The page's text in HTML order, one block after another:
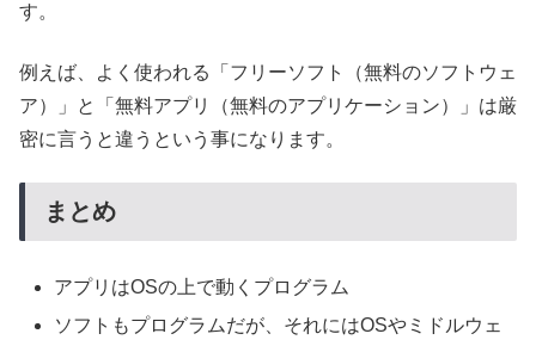
す。
例えば、よく使われる「フリーソフト（無料のソフトウェ
ア）」と「無料アプリ（無料のアプリケーション）」は厳
密に言うと違うという事になります。
まとめ
アプリはOSの上で動くプログラム
ソフトもプログラムだが、それにはOSやミドルウェ